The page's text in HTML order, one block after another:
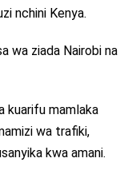
nchini Kenya.
wa ziada Nairobi na
kuarifu mamlaka
wa trafiki,
kwa amani.